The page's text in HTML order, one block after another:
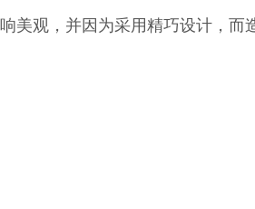
观，并因为采用精巧设计，而